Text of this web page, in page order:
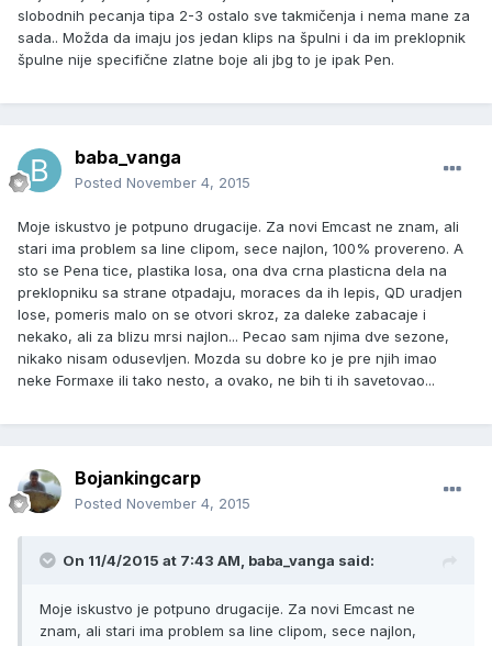
slobodnih pecanja tipa 2-3 ostalo sve takmičenja i nema mane za
sada.. Možda da imaju jos jedan klips na špulni i da im preklopnik
špulne nije specifične zlatne boje ali jbg to je ipak Pen.
baba_vanga
Posted November 4, 2015
Moje iskustvo je potpuno drugacije. Za novi Emcast ne znam, ali
stari ima problem sa line clipom, sece najlon, 100% provereno. A
sto se Pena tice, plastika losa, ona dva crna plasticna dela na
preklopniku sa strane otpadaju, moraces da ih lepis, QD uradjen
lose, pomeris malo on se otvori skroz, za daleke zabacaje i
nekako, ali za blizu mrsi najlon... Pecao sam njima dve sezone,
nikako nisam odusevljen. Mozda su dobre ko je pre njih imao
neke Formaxe ili tako nesto, a ovako, ne bih ti ih savetovao...
Bojankingcarp
Posted November 4, 2015
On 11/4/2015 at 7:43 AM, baba_vanga said:
Moje iskustvo je potpuno drugacije. Za novi Emcast ne
znam, ali stari ima problem sa line clipom, sece najlon,